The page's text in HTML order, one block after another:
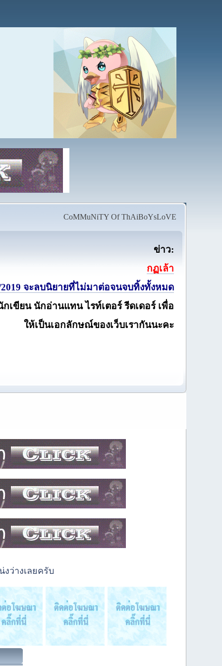
CoMMuNiTY Of ThAiBoYsLoVE
ข่าว:
กฏเล้า
2019 จะลบนิยายที่ไม่มาต่อจนจบทิ้งทั้งหมด
กเขียน นักอ่านแทน ไรท์เตอร์ รีดเดอร์ เพื่อ
ให้เป็นเอกลักษณ์ของเว็บเรากันนะคะ
งว่างเลยครับ